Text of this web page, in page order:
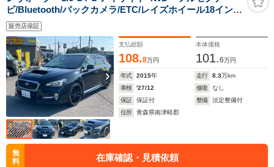
ビ/Bluetooth/バックカメラ/ETC/レイズホイール18イン
チ/LEDライト/オートライト/追従クルーズコントロール/
電動シート/ウインカーミラー/アイドリングストップ/パド
ルシフト
販売店保証
支払総額
108.8万円
本体価格
101.6万円
年式 2015年 走行 8.3万km
車検
'27/12 修復
なし
保証
保証付 整備
法定整備付
住所
青森県南津軽郡
無
料
在庫確認・見積依頼